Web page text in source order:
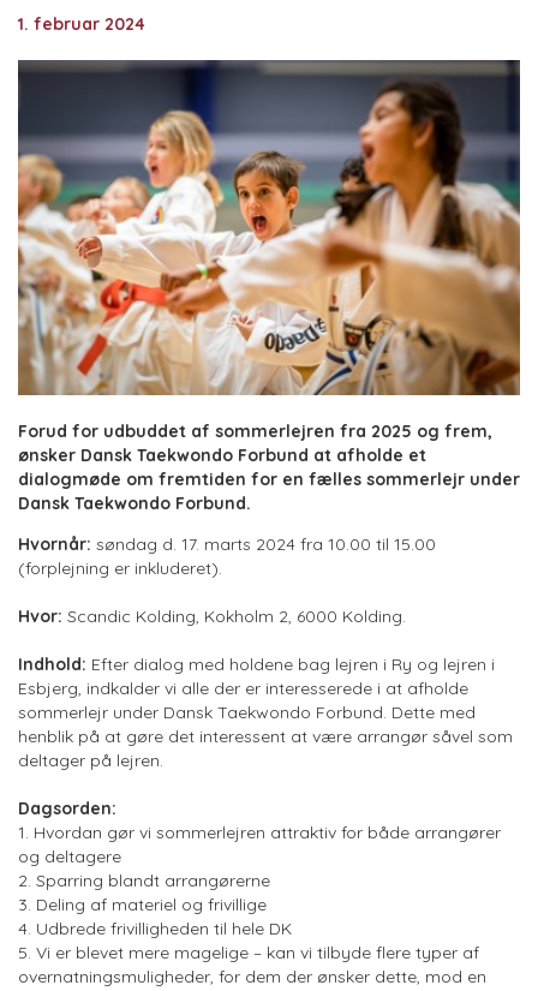
1. februar 2024
Forud for udbuddet af sommerlejren fra 2025 og frem,
ønsker Dansk Taekwondo Forbund at afholde et
dialogmøde om fremtiden for en fælles sommerlejr under
Dansk Taekwondo Forbund.
Hvornår: søndag d. 17. marts 2024 fra 10.00 til 15.00
(forplejning er inkluderet).
Hvor: Scandic Kolding, Kokholm 2, 6000 Kolding.
Indhold: Efter dialog med holdene bag lejren i Ry og lejren i
Esbjerg, indkalder vi alle der er interesserede i at afholde
sommerlejr under Dansk Taekwondo Forbund. Dette med
henblik på at gøre det interessent at være arrangør såvel som
deltager på lejren.
Dagsorden:
1. Hvordan gør vi sommerlejren attraktiv for både arrangører
og deltagere
2. Sparring blandt arrangørerne
3. Deling af materiel og frivillige
4. Udbrede frivilligheden til hele DK
5. Vi er blevet mere magelige – kan vi tilbyde flere typer af
overnatningsmuligheder, for dem der ønsker dette, mod en